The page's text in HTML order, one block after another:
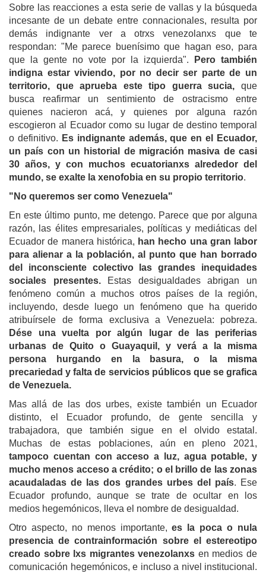
Sobre las reacciones a esta serie de vallas y la búsqueda
incesante de un debate entre connacionales, resulta por
demás indignante ver a otrxs venezolanxs que te
respondan: "Me parece buenísimo que hagan eso, para
que la gente no vote por la izquierda".
Pero también
indigna estar viviendo, por no decir ser parte de un
territorio, que aprueba este tipo guerra sucia, que
busca reafirmar un sentimiento de ostracismo entre
quienes nacieron acá, y quienes por alguna razón
escogieron al Ecuador como su lugar de destino temporal
o definitivo. Es indignante además, que en el Ecuador,
un país con un historial de migración masiva de casi
30 años, y con muchos ecuatorianxs alrededor del
mundo, se exalte la xenofobia en su propio territorio.
"No queremos ser como Venezuela"
En este último punto, me detengo. Parece que por alguna
razón, las élites empresariales, políticas y mediáticas del
Ecuador de manera histórica, han hecho una gran labor
para alienar a la población, al punto que han borrado
del inconsciente colectivo las grandes inequidades
sociales presentes.Estas desigualdades abrigan un
fenómeno común a muchos otros países de la región,
incluyendo, desde luego un fenómeno que ha querido
atribuírsele de forma exclusiva a Venezuela: pobreza.
Dése una vuelta por algún lugar de las periferias
urbanas de Quito o Guayaquil, y verá a la misma
persona hurgando en la basura, o la misma
precariedad y falta de servicios públicos que se grafica
de Venezuela.
Mas allá de las dos urbes, existe también un Ecuador
distinto, el Ecuador profundo, de gente sencilla y
trabajadora, que también sigue en el olvido estatal.
Muchas de estas poblaciones, aún en pleno 2021,
tampoco cuentan con acceso a luz, agua potable, y
mucho menos acceso a crédito; o el brillo de las zonas
acaudaladas de las dos grandes urbes del país. Ese
Ecuador profundo, aunque se trate de ocultar en los
medios hegemónicos, lleva el nombre de desigualdad.
Otro aspecto, no menos importante, es la poca o nula
presencia de contrainformación sobre el estereotipo
creado sobre lxs migrantes venezolanxs en medios de
comunicación hegemónicos, e incluso a nivel institucional.